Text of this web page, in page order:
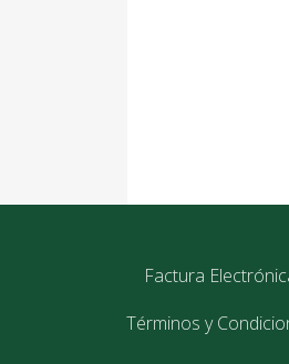
Factura
Términos y